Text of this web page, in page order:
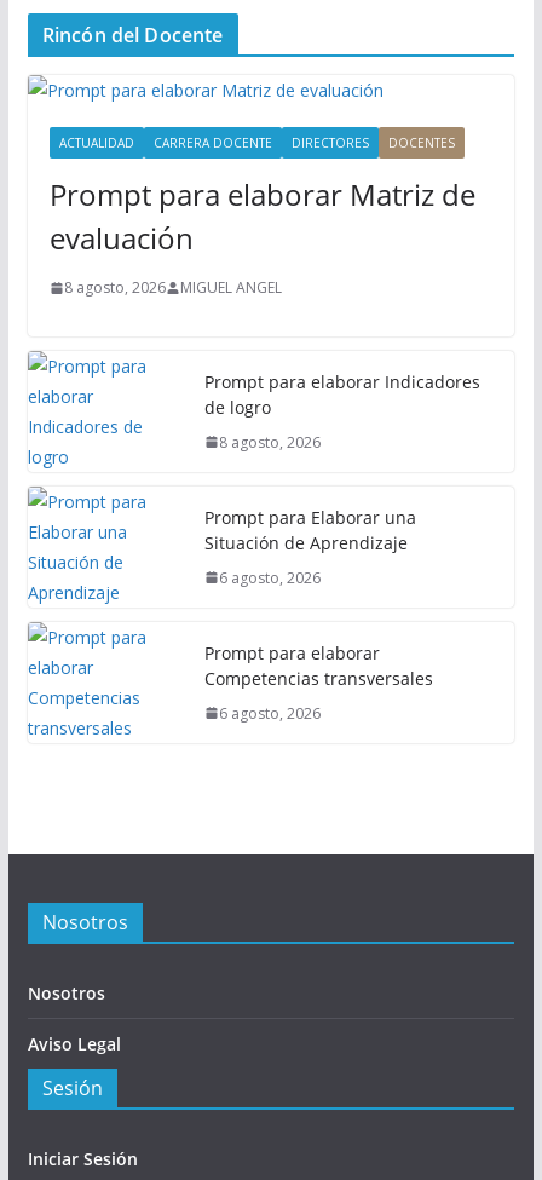
n
P
Rincón del Docente
ACTUALIDAD CARRERA DOCENTE DIRECTORES DOCENTES
Prompt para elaborar Matriz de
evaluación
8 agosto, 2026 MIGUEL ANGEL
Prompt para elaborar Indicadores
de logro
8 agosto, 2026
Prompt para Elaborar una
Situación de Aprendizaje
6 agosto, 2026
Prompt para elaborar
Competencias transversales
6 agosto, 2026
Nosotros
Nosotros
Aviso Legal
Sesión
Iniciar Sesión